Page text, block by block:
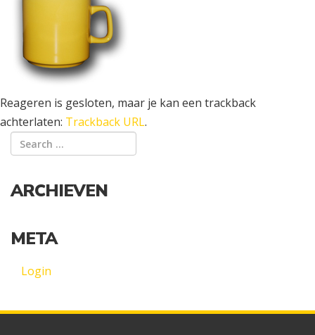
Reageren is gesloten, maar je kan een trackback
achterlaten: Trackback URL.
ARCHIEVEN
META
Login